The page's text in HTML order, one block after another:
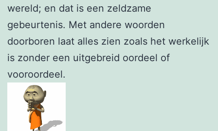
wereld; en dat is een zeldzame
gebeurtenis. Met andere woorden
doorboren laat alles zien zoals het werkelijk
is zonder een uitgebreid oordeel of
vooroordeel.